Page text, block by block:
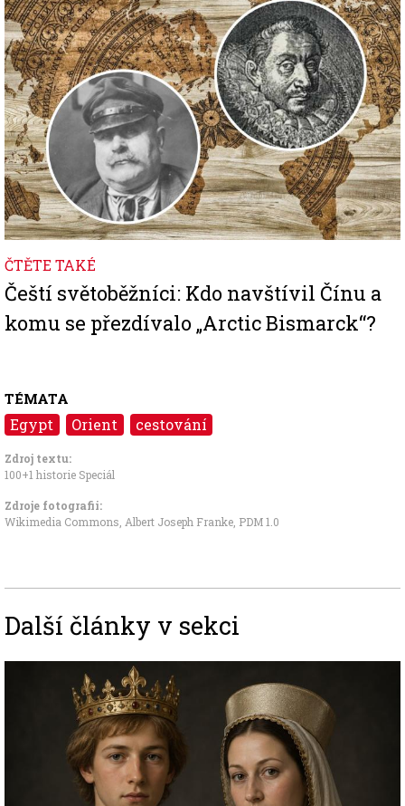
ČTĚTE TAKÉ
Čeští světoběžníci: Kdo navštívil Čínu a
komu se přezdívalo „Arctic Bismarck“?
TÉMATA
Egypt Orient cestování
Zdroj textu:
100+1 historie Speciál
Zdroje fotografii:
Wikimedia Commons, Albert Joseph Franke PDM 1.0
Další články v sekci